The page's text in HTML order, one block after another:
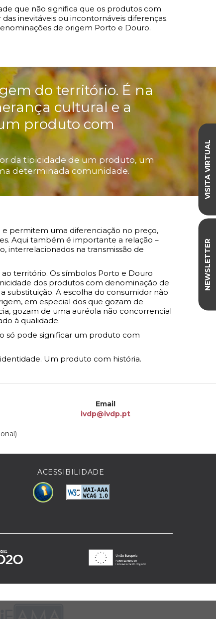
VISITA VIRTUAL
NEWSLETTER
que não significa que os produtos com
inevitáveis ou incontornáveis diferenças.
de origem Porto e Douro.
do território. É na
cultural e a
produto com
da tipicidade de um produto, um
determinada comunidade.
permitem uma diferenciação no preço,
Aqui também é importante a relação –
interrelacionados na transmissão de
território. Os símbolos Porto e Douro
dos produtos com denominação de
substituição. A escolha do consumidor não
em especial dos que gozam de
gozam de uma auréola não concorrencial
à qualidade.
só pode significar um produto com
Um produto com história.
Email
ivdp@ivdp.pt
ACESSIBILIDADE